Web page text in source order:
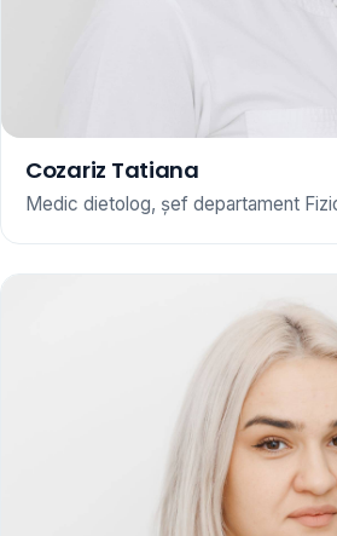
Cozariz Tatiana
Medic dietolog, șef departament